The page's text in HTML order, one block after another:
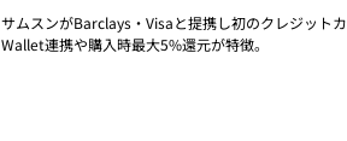
サムスンがBarclays・Visaと提携し初のクレジット
Wallet連携や購入時最大5%還元が特徴。